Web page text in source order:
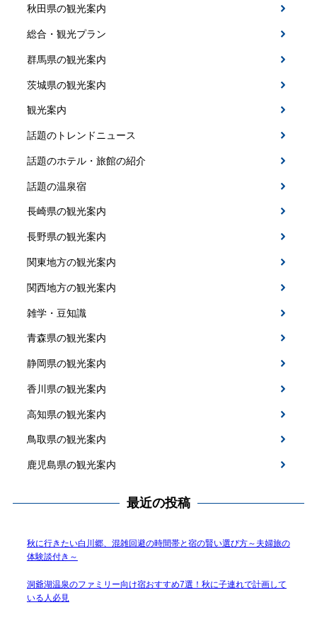
秋田県の観光案内
総合・観光プラン
群馬県の観光案内
茨城県の観光案内
観光案内
話題のトレンドニュース
話題のホテル・旅館の紹介
話題の温泉宿
長崎県の観光案内
長野県の観光案内
関東地方の観光案内
関西地方の観光案内
雑学・豆知識
青森県の観光案内
静岡県の観光案内
香川県の観光案内
高知県の観光案内
鳥取県の観光案内
鹿児島県の観光案内
最近の投稿
秋に行きたい白川郷、混雑回避の時間帯と宿の賢い選び方～夫婦旅の
体験談付き～
洞爺湖温泉のファミリー向け宿おすすめ7選！秋に子連れで計画して
いる人必見